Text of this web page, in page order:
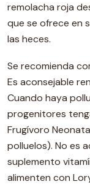
remolacha roja
que se ofrece en
las heces.
Se recomienda
Es aconsejable
Cuando haya
progenitores
Frugívoro
polluelos). No es
suplemento
alimenten con